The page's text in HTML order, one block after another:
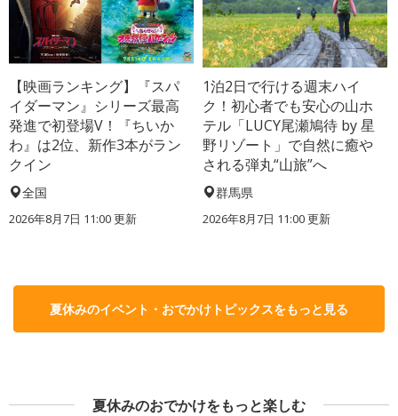
【映画ランキング】『スパ
イダーマン』シリーズ最高
発進で初登場V！『ちいか
わ』は2位、新作3本がラン
クイン
全国
2026年8月7日 11:00更新
1泊2日で行ける週末ハイ
ク！初心者でも安心の山ホ
テル「LUCY尾瀬鳩待 by 星
野リゾート」で自然に癒や
される弾丸“山旅”へ
群馬県
2026年8月7日 11:00更新
夏休みのイベント・おでかけトピックスをもっと見る
夏休みのおでかけをもっと楽しむ